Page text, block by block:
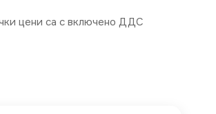
цени са с включено ДДС